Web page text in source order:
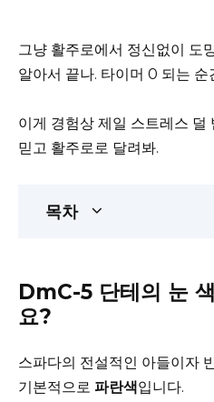
그냥 활주로에서 정신없이 도
알아서 끝나. 타이머 0 되는 순
이게 경험상 제일 스트레스 덜
믿고 활주로로 달려봐.
목차
DmC-5 단테의 눈
요?
스파다의 전설적인 아들이자
기본적으로 파란색입니다.